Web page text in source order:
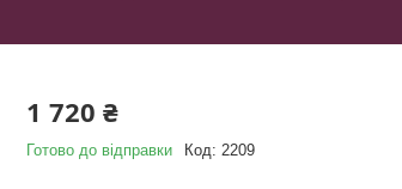
1 720 ₴
Готово до відправки Код: 2209